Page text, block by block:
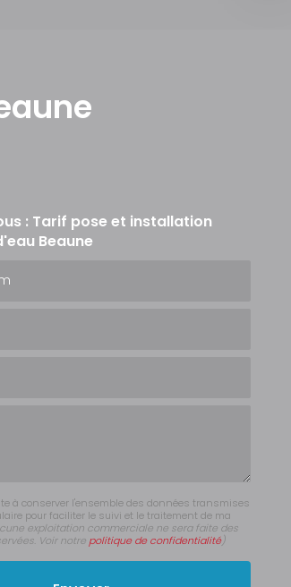
: Tarif pose et installation
Beaune
à conserver l'ensemble des données transmises
pour faciliter le suivi et le traitement de ma
exploitation commerciale ne sera faite des
Voir notre politique de confidentialité)